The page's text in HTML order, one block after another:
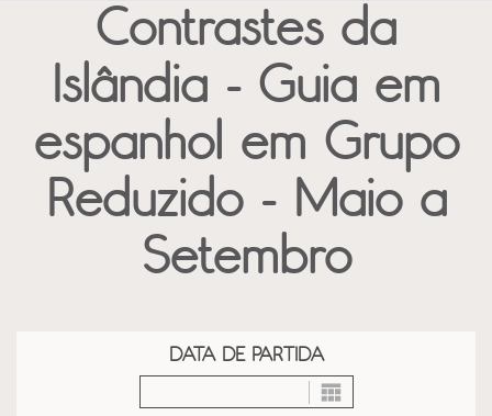
Contrastes da
Islândia - Guia em
espanhol em Grupo
Reduzido - Maio a
Setembro
DATA DE PARTIDA